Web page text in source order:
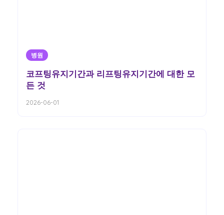
병원
코프팅유지기간과 리프팅유지기간에 대한 모
든 것
2026-06-01